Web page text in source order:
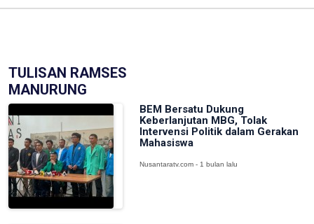
TULISAN RAMSES
MANURUNG
BEM Bersatu Dukung
Keberlanjutan MBG, Tolak
Intervensi Politik dalam Gerakan
Mahasiswa
Nusantaratv.com - 1 bulan lalu